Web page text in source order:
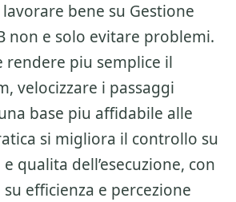
bene su Gestione
non e solo evitare problemi.
rendere piu semplice il
velocizzare i passaggi
base piu affidabile alle
si migliora il controllo su
qualita dell’esecuzione, con
efficienza e percezione